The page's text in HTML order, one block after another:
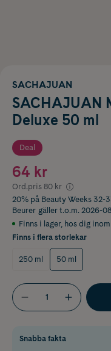
SACHAJUAN
SACHAJUAN
Deluxe 50 ml
Deal
64 kr
Ord.pris 80 kr
20% på Beauty Weeks
Beurer gäller t.o.m. 2026-
Finns i lager, hos dig
Finns i flera storlekar
250 ml 50 ml
Snabba fakta